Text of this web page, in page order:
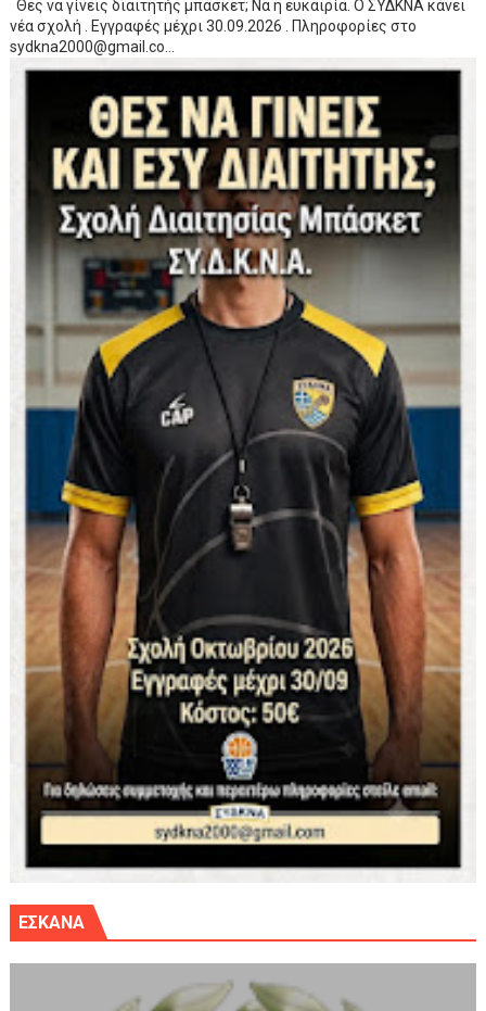
Θες να γίνεις διαιτητής μπάσκετ; Να η ευκαιρία. Ο ΣΥΔΚΝΑ κάνει
νέα σχολή . Εγγραφές μέχρι 30.09.2026 . Πληροφορίες στο
sydkna2000@gmail.co...
ΕΣΚΑΝΑ